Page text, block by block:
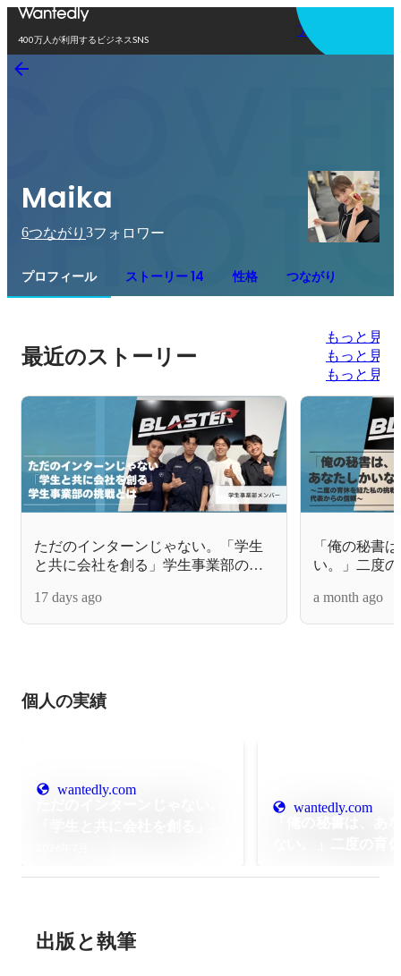
400万人が利用するビジネスSNS
アプリを使う
Maika
6つながり 3フォロワー
プロフィール ストーリー 14 性格 つながり
最近のストーリー
もっと見る
もっと見る
もっと見る
ただのインターンじゃない。「学生
と共に会社を創る」学生事業部の挑
17 days ago
「俺の秘書
い。」二度
a month ago
個人の実績
wantedly.com
wantedly.com
出版と執筆